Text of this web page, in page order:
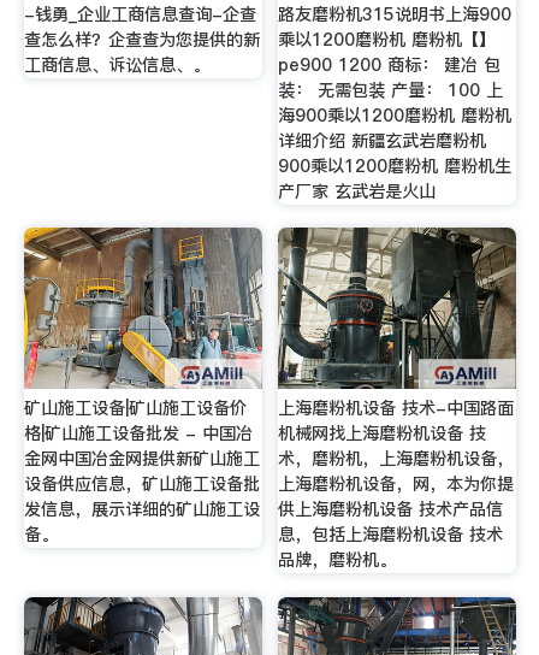
-钱勇_企业工商信息查询-企查
查怎么样？企查查为您提供的新
工商信息、诉讼信息、。
路友磨粉机315说明书上海900
乘以1200磨粉机 磨粉机【】
pe900 1200 商标： 建冶 包
装： 无需包装 产量： 100 上
海900乘以1200磨粉机 磨粉机
详细介绍 新疆玄武岩磨粉机
900乘以1200磨粉机 磨粉机生
产厂家 玄武岩是火山
矿山施工设备|矿山施工设备价
格|矿山施工设备批发 - 中国冶
金网中国冶金网提供新矿山施工
设备供应信息，矿山施工设备批
发信息，展示详细的矿山施工设
备。
上海磨粉机设备 技术-中国路面
机械网找上海磨粉机设备 技
术，磨粉机，上海磨粉机设备，
上海磨粉机设备，网，本为你提
供上海磨粉机设备 技术产品信
息，包括上海磨粉机设备 技术
品牌，磨粉机。